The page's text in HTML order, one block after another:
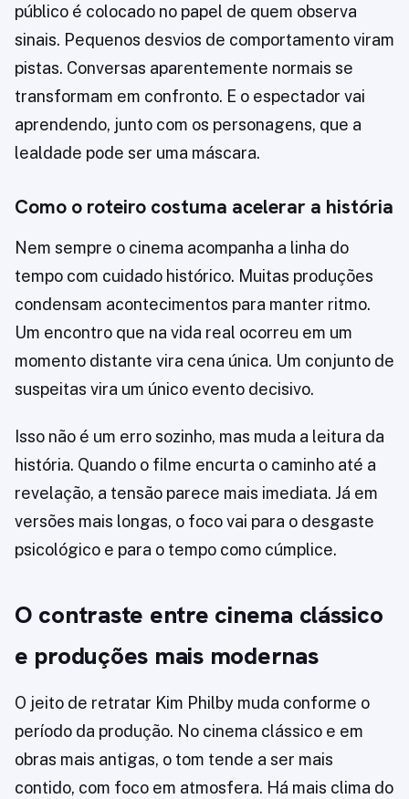
público é colocado no papel de quem observa
sinais. Pequenos desvios de comportamento viram
pistas. Conversas aparentemente normais se
transformam em confronto. E o espectador vai
aprendendo, junto com os personagens, que a
lealdade pode ser uma máscara.
Como o roteiro costuma acelerar a história
Nem sempre o cinema acompanha a linha do
tempo com cuidado histórico. Muitas produções
condensam acontecimentos para manter ritmo.
Um encontro que na vida real ocorreu em um
momento distante vira cena única. Um conjunto de
suspeitas vira um único evento decisivo.
Isso não é um erro sozinho, mas muda a leitura da
história. Quando o filme encurta o caminho até a
revelação, a tensão parece mais imediata. Já em
versões mais longas, o foco vai para o desgaste
psicológico e para o tempo como cúmplice.
O contraste entre cinema clássico
e produções mais modernas
O jeito de retratar Kim Philby muda conforme o
período da produção. No cinema clássico e em
obras mais antigas, o tom tende a ser mais
contido, com foco em atmosfera. Há mais clima do